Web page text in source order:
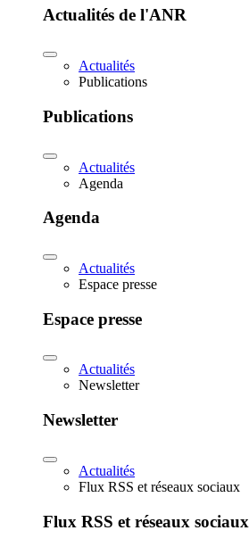
Actualités de l'ANR
Actualités
Publications
Publications
Actualités
Agenda
Agenda
Actualités
Espace presse
Espace presse
Actualités
Newsletter
Newsletter
Actualités
Flux RSS et réseaux sociaux
Flux RSS et réseaux sociaux